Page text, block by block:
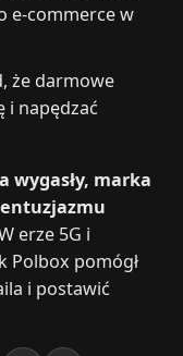
e‑commerce w
że darmowe
i napędzać
wygasły, marka
erze 5G i
Polbox pomógł
i postawić